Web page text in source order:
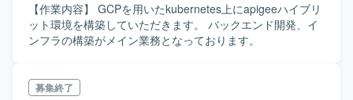
【作業内容】 GCPを用いたkubernetes上にapigeeハイブリ
ット環境を構築していただきます。 バックエンド開発、イ
ンフラの構築がメイン業務となっております。
募集終了